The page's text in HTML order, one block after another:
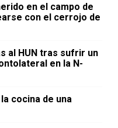
en el campo de
con el cerrojo de
al HUN tras sufrir un
en la N-
cocina de una